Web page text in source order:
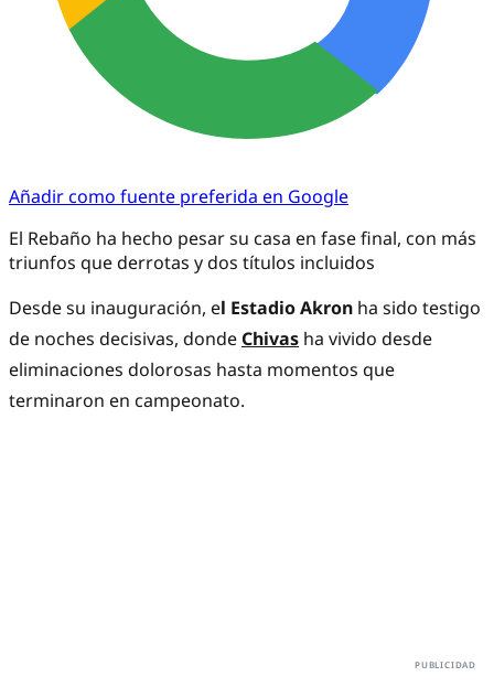
Añadir como fuente preferida en Google
El Rebaño ha hecho pesar su casa en fase final, con más
triunfos que derrotas y dos títulos incluidos
Desde su inauguración, el Estadio Akron ha sido testigo
de noches decisivas, donde Chivas ha vivido desde
eliminaciones dolorosas hasta momentos que
terminaron en campeonato.